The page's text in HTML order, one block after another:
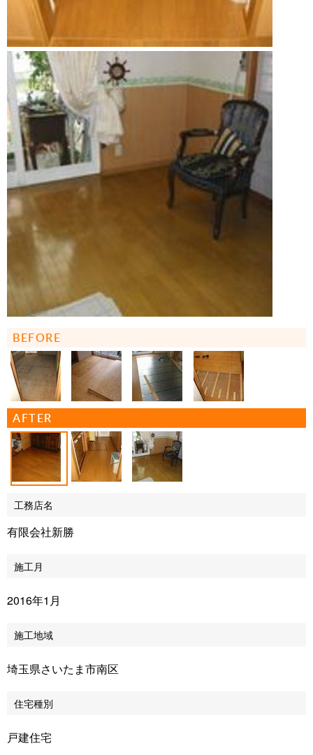
BEFORE
AFTER
工務店名
有限会社新勝
施工月
2016年1月
施工地域
埼玉県さいたま市南区
住宅種別
戸建住宅